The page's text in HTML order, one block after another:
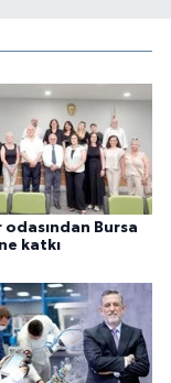
odasından Bursa
katkı